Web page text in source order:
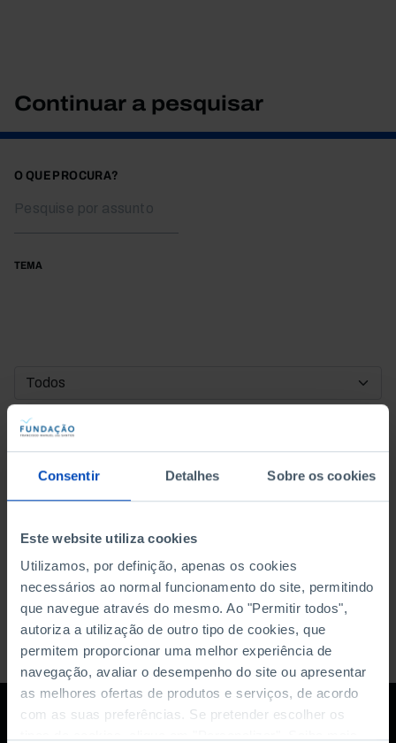
Consentir Detalhes Sobre os cookies
Este website utiliza cookies
Utilizamos, por definição, apenas os cookies
necessários ao normal funcionamento do site, permitindo
que navegue através do mesmo. Ao "Permitir todos",
autoriza a utilização de outro tipo de cookies, que
permitem proporcionar uma melhor experiência de
navegação, avaliar o desempenho do site ou apresentar
as melhores ofertas de produtos e serviços, de acordo
com as suas preferências. Se pretender escolher os
Continuar a pesquisar
O QUE PROCURA?
TEMA
DATA DE INÍCIO
DATA DE FIM